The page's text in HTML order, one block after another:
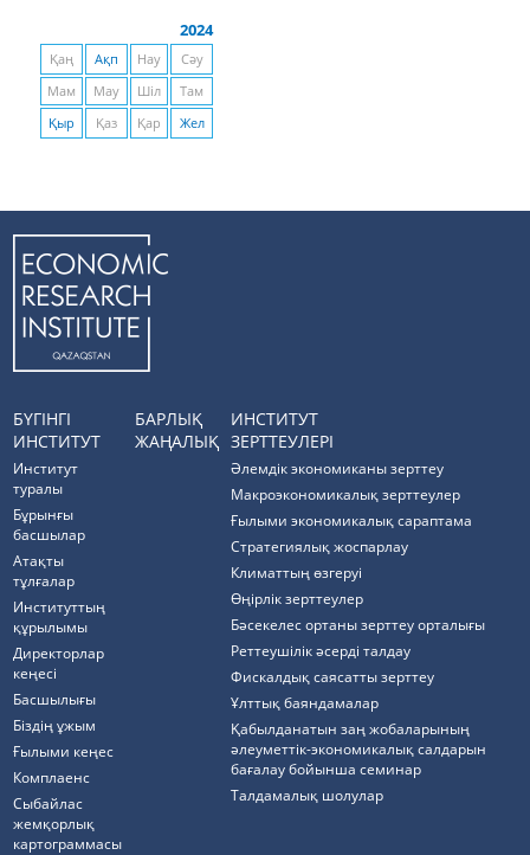
2024
Қаң Ақп Нау
Сәу
Мам
Мау Шіл
Там
Қыр
Қаз Қар Жел
БҮГІНГІ
ИНСТИТУТ
Институт
туралы
Бұрынғы
басшылар
Атақты
тұлғалар
Институттың
құрылымы
Директорлар
кеңесі
Басшылығы
Біздің ұжым
Ғылыми кеңес
Комплаенс
Cыбайлас
жемқорлық
картограммасы
БАРЛЫҚ
ЖАҢАЛЫҚ
ИНСТИТУТ
ЗЕРТТЕУЛЕРІ
Әлемдік экономиканы зерттеу
Макроэкономикалық зерттеулер
Ғылыми экономикалық сараптама
Стратегиялық жоспарлау
Климаттың өзгеруі
Өңірлік зерттеулер
Бәсекелес ортаны зерттеу орталығы
Реттеушілік әсерді талдау
Фискалдық саясатты зерттеу
Ұлттық баяндамалар
Қабылданатын заң жобаларының
әлеуметтік-экономикалық салдарын
бағалау бойынша семинар
Талдамалық шолулар